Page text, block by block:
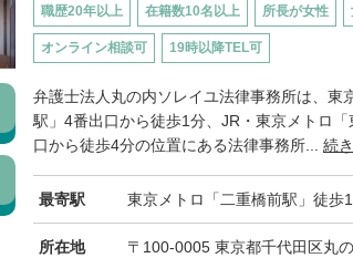
職歴20年以上 在籍数10名以上 所長が女性
オンライン相談可 19時以降TEL可
弁護士法人丸の内ソレイユ法律事務所は、東
駅」4番出口から徒歩1分、JR・東京メトロ
口から徒歩4分の位置にある法律事務所... 続
最寄駅 東京メトロ「二重橋前駅」徒歩
所在地
〒100-0005 東京都千代田区丸